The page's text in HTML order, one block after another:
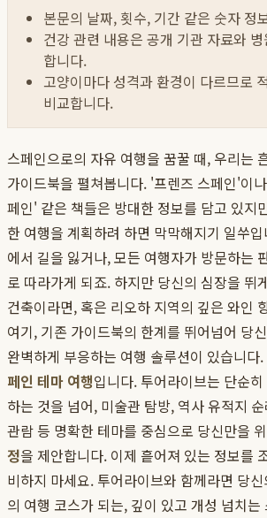
본문의 날짜, 횟수, 기간 같은 숫자 정
건강 관련 내용은 공개 기관 자료와
합니다.
고양이마다 성격과 환경이 다르므로
비교합니다.
스페인으로의 자유 여행을 꿈꿀 때, 우리는
가이드북을 펼쳐봅니다. '프렌즈 스페인'이
페인' 같은 책들은 방대한 정보를 담고 있지
한 여행을 계획하려 하면 막막해지기 일쑤
에서 길을 잃거나, 모든 여행자가 방문하는
로 따라가게 되죠. 하지만 당신의 심장을 뛰
건축이라면, 혹은 리오하 지역의 깊은 와인
여기, 기존 가이드북의 한계를 뛰어넘어 당
완벽하게 부응하는 여행 솔루션이 있습니다.
페인 테마 여행입니다. 투어라이브는 단순
하는 것을 넘어, 미술관 탐방, 역사 유적지
관람 등 명확한 테마를 중심으로 당신만을
정을 제안합니다. 이제 흩어져 있는 정보를
비하지 마세요. 투어라이브와 함께라면 당
의 여행 코스가 되는, 깊이 있고 개성 넘치